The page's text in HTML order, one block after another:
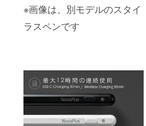
※画像は、別モデルのスタイ
ラスペンです